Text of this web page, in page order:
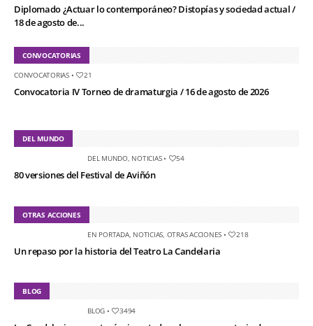
Diplomado ¿Actuar lo contemporáneo? Distopías y sociedad actual /
18 de agosto de...
CONVOCATORIAS
CONVOCATORIAS• 21
Convocatoria IV Torneo de dramaturgia / 16 de agosto de 2026
DEL MUNDO
DEL MUNDO, NOTICIAS• 54
80 versiones del Festival de Aviñón
OTRAS ACCIONES
EN PORTADA, NOTICIAS OTRAS ACCIONES • 218
Un repaso por la historia del Teatro La Candelaria
BLOG
BLOG • 3494